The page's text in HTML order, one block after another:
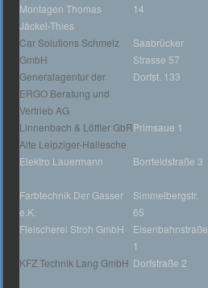
Montagen Thomas
Jäckel-Thies
14
Car Solutions Schmelz
GmbH
Saabrücker
Strasse 57
Generalagentur der
ERGO Beratung und
Vertrieb AG
Dorfst. 133
Linnenbach & Löffler GbR
Alte Leipziger-Hallesche
Primsaue 1
Elektro Lauermann
Borrfeldstraße 3
Farbtechnik Der Gasser
e.K.
Simmelbergstr.
65
Fleischerei Stroh GmbH
Eisenbahnstraße
1
KFZ Technik Lang GmbH Dorfstraße 2